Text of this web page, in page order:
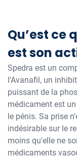
Qu’est ce
est son
Spedra est un
l'Avanafil, un
puissant de la
médicament est
le pénis. Sa prise
indésirable sur le
moins qu'elle ne
médicaments